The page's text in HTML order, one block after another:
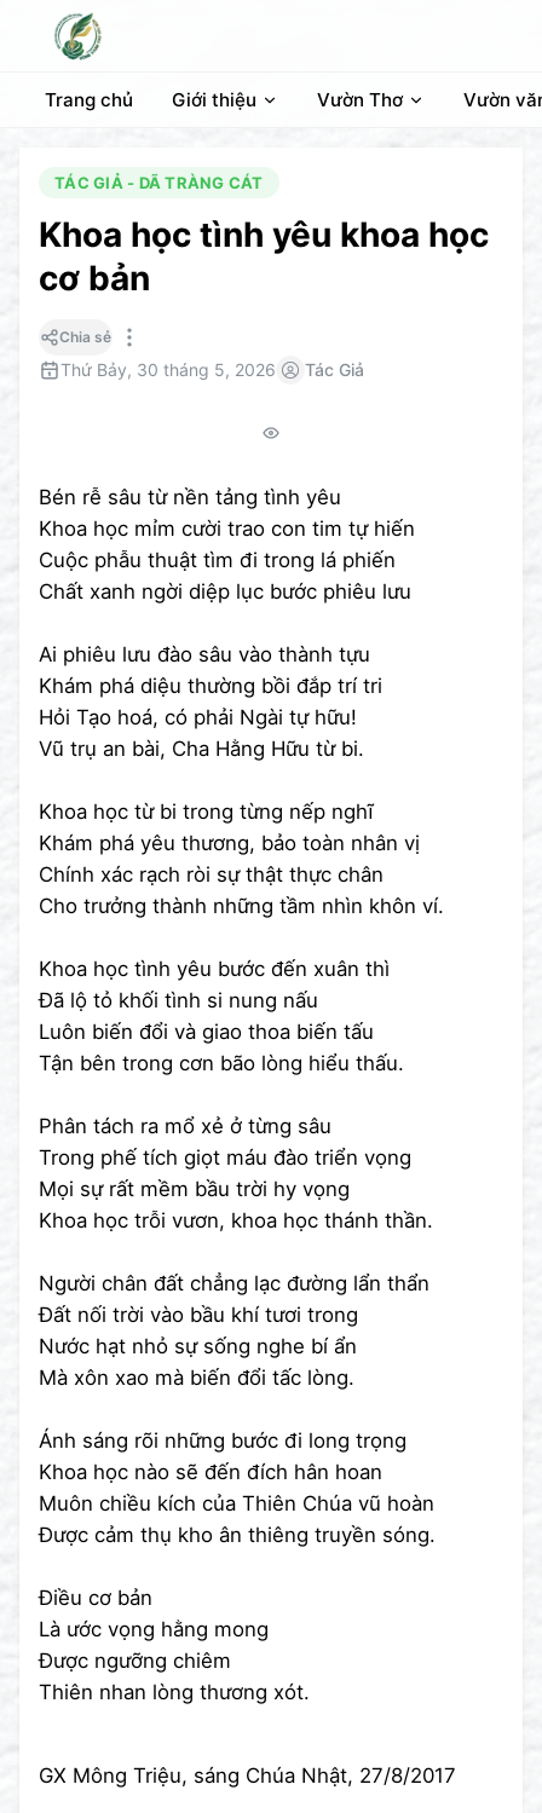
Trang chủ Giới thiệu Vườn Thơ Vườn
TÁC GIẢ - DÃ TRÀNG CÁT
Khoa học tình yêu khoa học
cơ bản
Chia sẻ
Thứ Bảy, 30 tháng 5, 2026 Tác Giả
Bén rễ sâu từ nền tảng tình yêu
Khoa học mỉm cười trao con tim tự hiến
Cuộc phẫu thuật tìm đi trong lá phiến
Chất xanh ngời diệp lục bước phiêu lưu
Ai phiêu lưu đào sâu vào thành tựu
Khám phá diệu thường bồi đắp trí tri
Hỏi Tạo hoá, có phải Ngài tự hữu!
Vũ trụ an bài, Cha Hằng Hữu từ bi.
Khoa học từ bi trong từng nếp nghĩ
Khám phá yêu thương, bảo toàn nhân vị
Chính xác rạch ròi sự thật thực chân
Cho trưởng thành những tầm nhìn khôn ví.
Khoa học tình yêu bước đến xuân thì
Đã lộ tỏ khối tình si nung nấu
Luôn biến đổi và giao thoa biến tấu
Tận bên trong cơn bão lòng hiểu thấu.
Phân tách ra mổ xẻ ở từng sâu
Trong phế tích giọt máu đào triển vọng
Mọi sự rất mềm bầu trời hy vọng
Khoa học trỗi vươn, khoa học thánh thần.
Người chân đất chẳng lạc đường lẩn thẩn
Đất nối trời vào bầu khí tươi trong
Nước hạt nhỏ sự sống nghe bí ẩn
Mà xôn xao mà biến đổi tấc lòng.
Ánh sáng rõi những bước đi long trọng
Khoa học nào sẽ đến đích hân hoan
Muôn chiều kích của Thiên Chúa vũ hoàn
Được cảm thụ kho ân thiêng truyền sóng.
Điều cơ bản
Là ước vọng hằng mong
Được ngưỡng chiêm
Thiên nhan lòng thương xót.
GX Mông Triệu, sáng Chúa Nhật, 27/8/2017